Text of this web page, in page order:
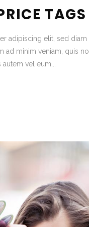
TAGS
adipiscing elit, sed
ad minim veniam, quis
vel eum...